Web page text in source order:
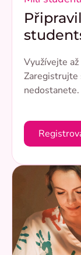
Využívejte
Zaregistrujte
nedostanete.